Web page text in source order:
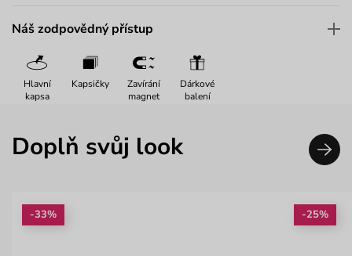
Náš zodpovědný přístup
Hlavní
kapsa
Kapsičky
Zavírání
magnet
Dárkové
balení
Doplň svůj look
-33% -25%